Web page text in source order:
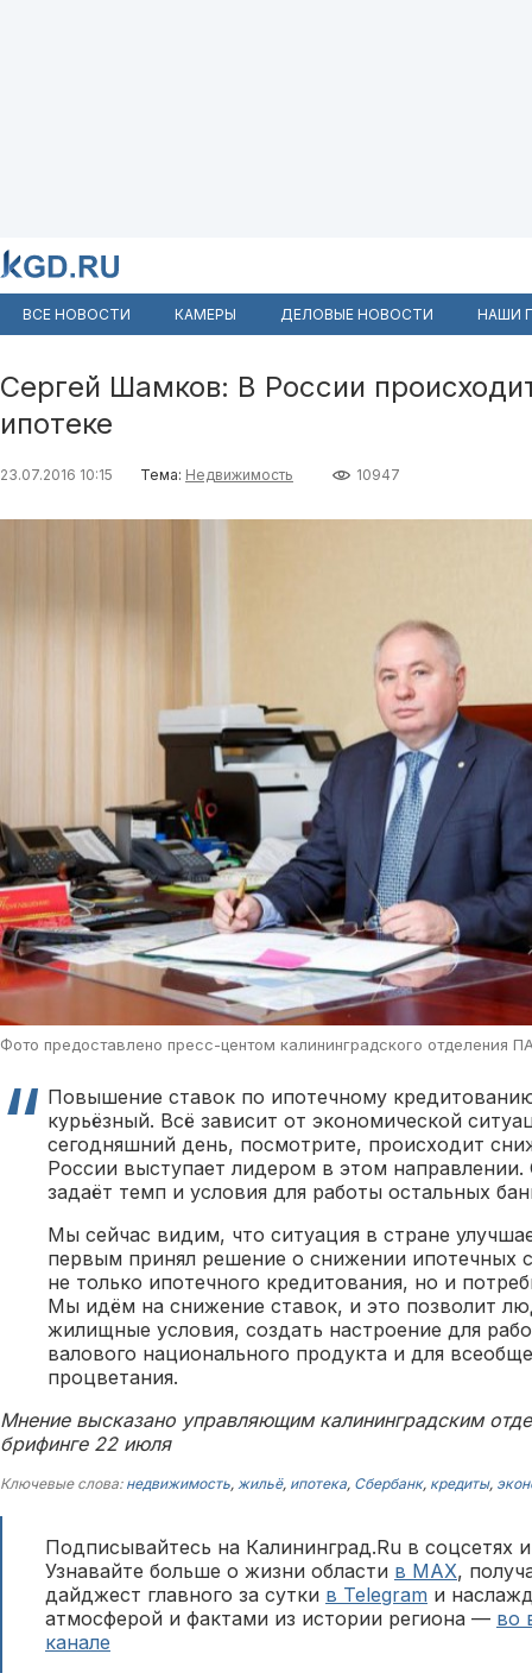
ВСЕ НОВОСТИ КАМЕРЫ ДЕЛОВЫЕ НОВОСТИ НАШИ
Сергей Шамков: В России
ипотеке
23.07.2016 10:15 Тема: Недвижимость 10947
Фото предоставлено пресс-центом калининградского отделения
Повышение ставок по ипотечному
курьёзный. Всё зависит от экономической
сегодняшний день, посмотрите, происходит
России выступает лидером в этом направлении.
задаёт темп и условия для работы остальных
Мы сейчас видим, что ситуация в стране
первым принял решение о снижении ипотечных
не только ипотечного кредитования, но и
Мы идём на снижение ставок, и это позволит
жилищные условия, создать настроение для
валового национального продукта и для
процветания.
Мнение высказано управляющим калининградским
брифинге 22 июля
Ключевые слова: недвижимость, жильё, ипотека, Сбербанк, кредиты,
Подписывайтесь на Калининград.Ru в соцсетях
Узнавайте больше о жизни области в MAX,
дайджест главного за сутки в Telegram и
атмосферой и фактами из истории региона — во
канале